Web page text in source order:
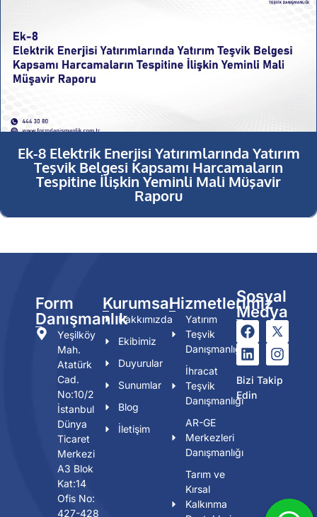
Ek-8 Elektrik Enerjisi Yatırımlarında Yatırım
Teşvik Belgesi Kapsamı Harcamaların
Tespitine İlişkin Yeminli Mali Müşavir
Raporu
Form
Danışmanlık
Yeşilköy
Mah.
Atatürk
Cad.
No:10/2
İstanbul
Dünya
Ticaret
Merkezi
A3 Blok
Kat:14
Ofis No:
427-428
Kurumsal
Hakkımızda
Ekibimiz
Duyurular
Sunumlar
Blog
İletişim
Hizmetlerimiz
Yatırım
Teşvik
Danışmanlığı
İhracat
Teşvik
Danışmanlığı
AR-GE
Merkezleri
Danışmanlığı
Tarım ve
Kırsal
Kalkınma
Sosyal
Medya
Bizi Takip
Edin